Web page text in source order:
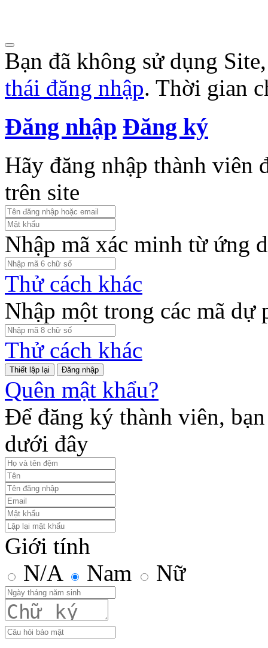
Bạn đã không sử dụng
thái đăng nhập. Thời gian
Đăng nhập Đăng ký
Hãy đăng nhập thành viên
trên site
Nhập mã xác minh từ ứng
Thử cách khác
Nhập một trong các mã dự
Thử cách khác
Đăng nhập
Quên mật khẩu?
Để đăng ký thành viên,
dưới đây
Giới tính
N/A
Nam Nữ